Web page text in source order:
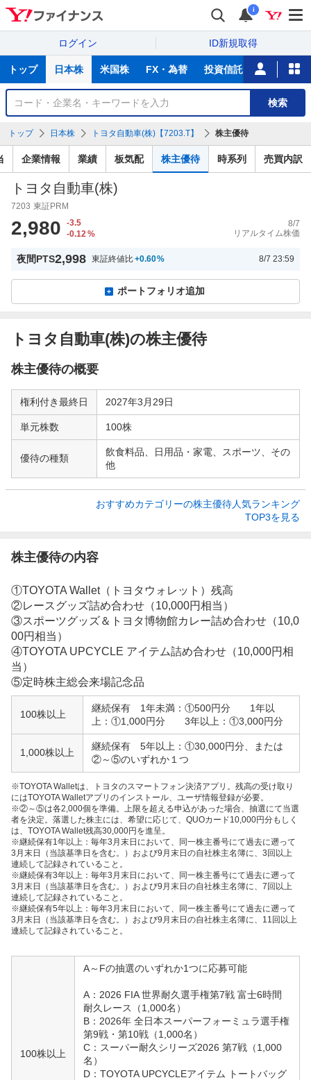
i
ログイン ID新規取得
サ
トップ 日本株 米国株 FX・為替 投資信託 ニュース
銘
検
検索
トップ 日本株 トヨタ自動車(株)【7203.T】 株主優待
企業情報 業績 板気配 株主優待 時系列 売買内訳
トヨタ自動車(株)
7203 東証PRM
2,980
-3.5
-0.12 %
8/7
リアルタイム株価
夜間PTS2,998 東証終値比+0.60% 8/7 23:59
ポートフォリオ追加
トヨタ自動車(株)の株主優待
株主優待の概要
権利付き最終日 2027年3月29日
単元株数 100株
優待の種類
飲食料品、日用品・家電、スポーツ、その
他
おすすめカテゴリーの株主優待人気ランキング
TOP3を見る
株主優待の内容
①TOYOTA Wallet（トヨタウォレット）残高
②レースグッズ詰め合わせ（10,000円相当）
③スポーツグッズ＆トヨタ博物館カレー詰め合わせ（10,0
00円相当）
④TOYOTA UPCYCLE アイテム詰め合わせ（10,000円相
当）
⑤定時株主総会来場記念品
100株以上
継続保有 1年未満：①500円分 1年以
上：①1,000円分 3年以上：①3,000円分
1,000株以上
継続保有 5年以上：①30,000円分、または
②～⑤のいずれか１つ
※TOYOTA Walletは、トヨタのスマートフォン決済アプリ。残高の受け取り
にはTOYOTA Walletアプリのインストール、ユーザ情報登録が必要。
※②～⑤は各2,000個を準備。上限を超える申込があった場合、抽選にて当選
者を決定。落選した株主には、希望に応じて、QUOカード10,000円分もしく
は、TOYOTA Wallet残高30,000円を進呈。
※継続保有1年以上：毎年3月末日において、同一株主番号にて過去に遡って
3月末日（当該基準日を含む。）および9月末日の自社株主名簿に、3回以上
連続して記録されていること。
※継続保有3年以上：毎年3月末日において、同一株主番号にて過去に遡って
3月末日（当該基準日を含む。）および9月末日の自社株主名簿に、7回以上
連続して記録されていること。
※継続保有5年以上：毎年3月末日において、同一株主番号にて過去に遡って
3月末日（当該基準日を含む。）および9月末日の自社株主名簿に、11回以上
連続して記録されていること。
100株以上
A～Fの抽選のいずれか1つに応募可能
A：2026 FIA 世界耐久選手権第7戦 富士6時間
耐久レース（1,000名）
B：2026年 全日本スーパーフォーミュラ選手権
第9戦・第10戦（1,000名）
C：スーパー耐久シリーズ2026 第7戦（1,000
名）
D：TOYOTA UPCYCLEアイテム トートバッグ